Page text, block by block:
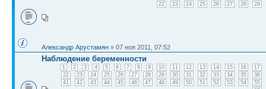
22
23 24 25 26 27 28 29
Александр Арустамян » 07 ноя 2011, 07:52
Наблюдение беременности
1 2 3 4 5 6 7 8 9 10 11 12 13 14 15 16
17
22
23 24 25 26 27 28 29 30 31 32 33 34 35
36
41
42 43 44 45 46 47 48 49 50 51 52 53 54
55